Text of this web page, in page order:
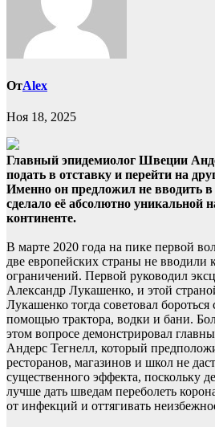
ОтAlex
Ноя 18, 2025
Главный эпидемиолог Швеции
подать в отставку и перейти на
Именно он предложил не вводить
сделало её абсолютно уникальной
континенте.
В марте 2020 года на пике первой
две европейских страны не вводили
ограничений. Первой руководил
Александр Лукашенко, и этой
Лукашенко тогда советовал
помощью трактора, водки и бани.
этом вопросе демонстрировал
Андерс Тегнелл, который
ресторанов, магазинов и школ не
существенного эффекта, поскольку
лучше дать шведам переболеть
от инфекций и оттягивать